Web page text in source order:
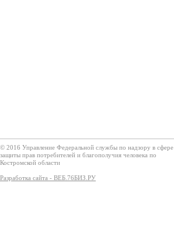
© 2016 Управление Федеральной службы по надзору в сфере
защиты прав потребителей и благополучия человека по
Костромской области
Разработка сайта - ВЕБ.76БИЗ.РУ